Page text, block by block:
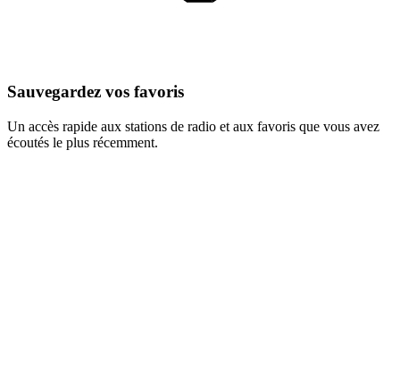
Sauvegardez vos favoris
Un accès rapide aux stations de radio et aux favoris que vous avez
écoutés le plus récemment.